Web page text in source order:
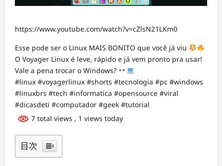
https://www.youtube.com/watch?v=cZlsN21LKm0
Esse pode ser o Linux MAIS BONITO que você já viu
O Voyager Linux é leve, rápido e já vem pronto pra usar!
Vale a pena trocar o Windows?
#linux #voyagerlinux #shorts #tecnologia #pc #windows
#linuxbrs #tech #informatica #opensource #viral
#dicasdeti #computador #geek #tutorial
7 total views , 1 views today
目次